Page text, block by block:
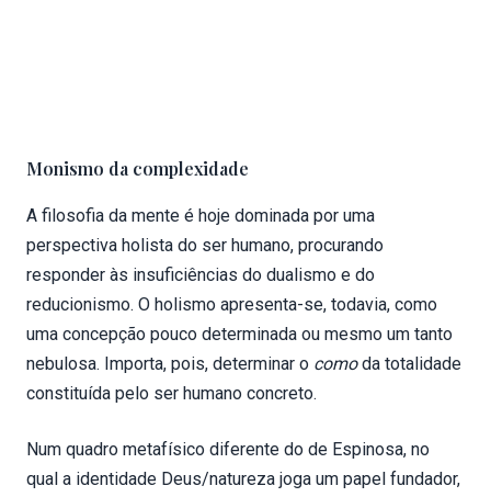
Monismo da complexidade
A filosofia da mente é hoje dominada por uma
perspectiva holista do ser humano, procurando
responder às insuficiências do dualismo e do
reducionismo. O holismo apresenta-se, todavia, como
uma concepção pouco determinada ou mesmo um tanto
nebulosa. Importa, pois, determinar o comoda totalidade
constituída pelo ser humano concreto.
Num quadro metafísico diferente do de Espinosa, no
qual a identidade Deus/natureza joga um papel fundador,